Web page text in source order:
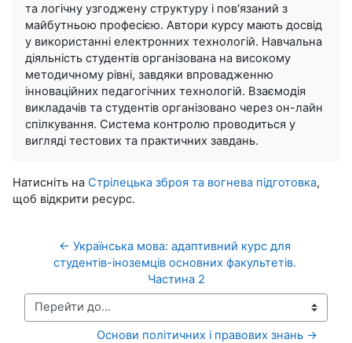
та логічну узгоджену структуру і пов'язаний з
майбутньою професією. Автори курсу мають досвід
у використанні електронних технологій. Навчальна
діяльність студентів організована на високому
методичному рівні, завдяки впровадженню
інноваційних педагогічних технологій. Взаємодія
викладачів та студентів організовано через он-лайн
спілкування. Система контролю проводиться у
вигляді тестових та практичних завдань.
Натисніть на Стрілецька зброя та вогнева підготовка,
щоб відкрити ресурс.
← Українська мова: адаптивний курс для
студентів-іноземців основних факультетів.
Частина 2
Перейти до...
Основи політичних і правових знань →